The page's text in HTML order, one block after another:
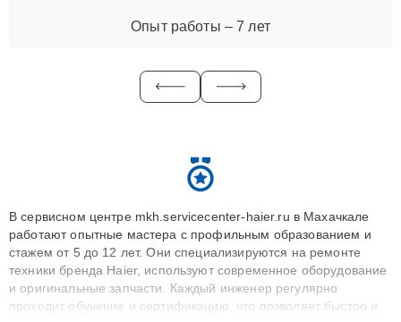
Опыт работы – 7 лет
В сервисном центре mkh.servicecenter-haier.ru в Махачкале
работают опытные мастера с профильным образованием и
стажем от 5 до 12 лет. Они специализируются на ремонте
техники бренда Haier, используют современное оборудование
и оригинальные запчасти. Каждый инженер регулярно
проходит обучение и сертификацию, что позволяет быстро и